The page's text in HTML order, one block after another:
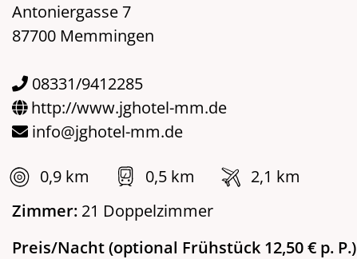
Antoniergasse 7
87700 Memmingen
08331/9412285
http://www.jghotel-mm.de
info@jghotel-mm.de
0,9 km 0,5 km
2,1 km
Zimmer: 21 Doppelzimmer
Preis/Nacht (optional Frühstück 12,50 € p. P.)